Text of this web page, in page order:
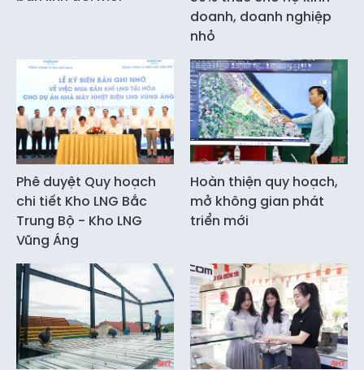
doanh, doanh nghiệp
nhỏ
Phê duyệt Quy hoạch
chi tiết Kho LNG Bắc
Trung Bộ - Kho LNG
Vũng Áng
Hoàn thiện quy hoạch,
mở không gian phát
triển mới